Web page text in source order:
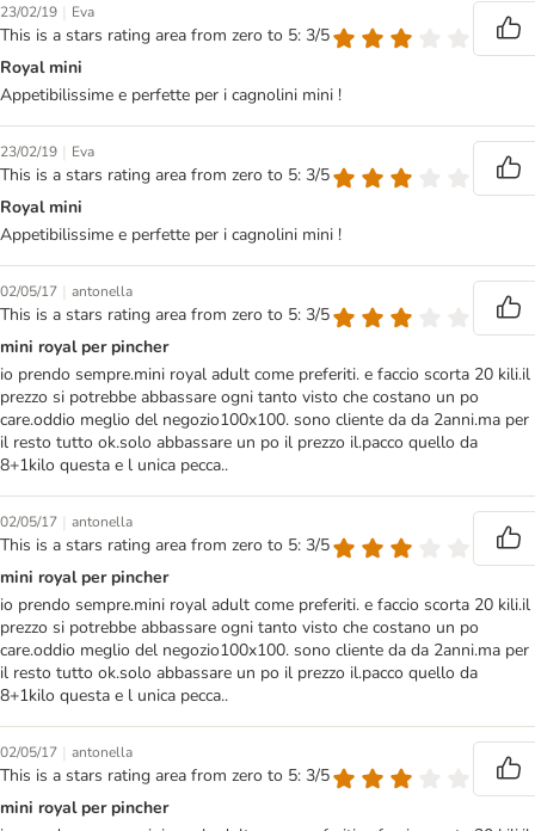
23/02/19 | Eva
This is a stars rating area from zero to 5: 3/5
Royal mini
Appetibilissime e perfette per i cagnolini mini !
23/02/19 | Eva
This is a stars rating area from zero to 5: 3/5
Royal mini
Appetibilissime e perfette per i cagnolini mini !
02/05/17 | antonella
This is a stars rating area from zero to 5: 3/5
mini royal per pincher
io prendo sempre.mini royal adult come preferiti. e faccio scorta 20 kili.il
prezzo si potrebbe abbassare ogni tanto visto che costano un po
care.oddio meglio del negozio100x100. sono cliente da da 2anni.ma per
il resto tutto ok.solo abbassare un po il prezzo il.pacco quello da
8+1kilo questa e l unica pecca..
02/05/17 | antonella
This is a stars rating area from zero to 5: 3/5
mini royal per pincher
io prendo sempre.mini royal adult come preferiti. e faccio scorta 20 kili.il
prezzo si potrebbe abbassare ogni tanto visto che costano un po
care.oddio meglio del negozio100x100. sono cliente da da 2anni.ma per
il resto tutto ok.solo abbassare un po il prezzo il.pacco quello da
8+1kilo questa e l unica pecca..
02/05/17 | antonella
This is a stars rating area from zero to 5: 3/5
mini royal per pincher